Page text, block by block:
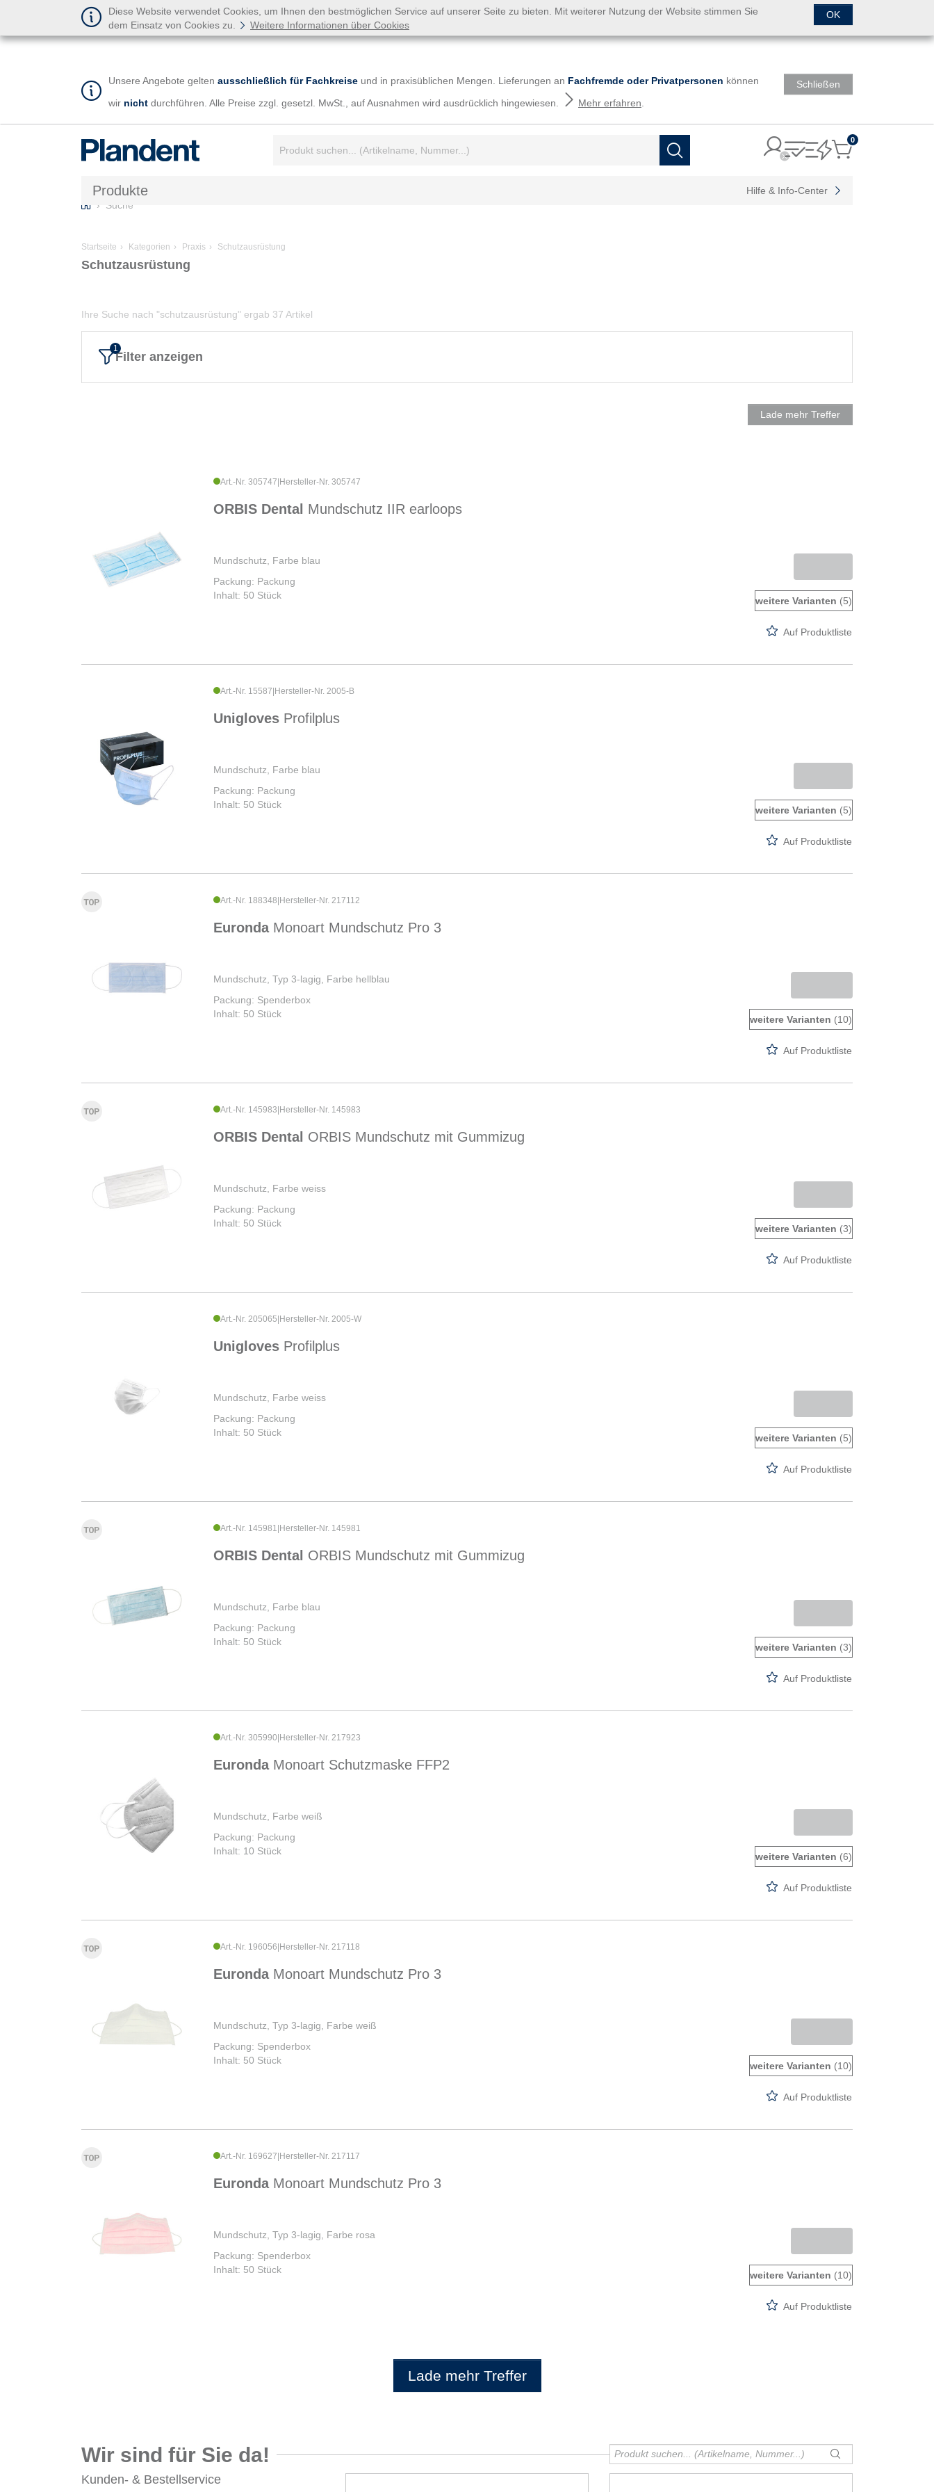
Diese Website verwendet Cookies, um Ihnen den bestmöglichen Service auf unserer Seite zu bieten. Mit weiterer Nutzung der Website stimmen Sie
dem Einsatz von Cookies zu.
Weitere Informationen über Cookies
OK
Unsere Angebote gelten ausschließlich für Fachkreise und in praxisüblichen Mengen. Lieferungen an Fachfremde oder Privatpersonen können
wir nicht durchführen. Alle Preise zzgl. gesetzl. MwSt., auf Ausnahmen wird ausdrücklich hingewiesen. Mehr erfahren
Schließen
Suchen
0Items
Produkte
Hilfe & Info-Center
Home Suche
Startseite Kategorien Praxis Schutzausrüstung
Schutzausrüstung
Ihre Suche nach "schutzausrüstung" ergab 37 Artikel
Filter anzeigen
Lade mehr Treffer
Art.-Nr. 305747 Hersteller-Nr. 305747
ORBIS Dental Mundschutz IIR earloops
Mundschutz, Farbe blau
Packung: Packung
Inhalt: 50 Stück
weitere Varianten (5)
Auf Produktliste
Art.-Nr. 15587 Hersteller-Nr. 2005-B
Unigloves Profilplus
Mundschutz, Farbe blau
Packung: Packung
Inhalt: 50 Stück
weitere Varianten (5)
Auf Produktliste
Art.-Nr. 188348 Hersteller-Nr. 217112
Euronda Monoart Mundschutz Pro 3
Mundschutz, Typ 3-lagig, Farbe hellblau
Packung: Spenderbox
Inhalt: 50 Stück
weitere Varianten (10)
Auf Produktliste
Art.-Nr. 145983 Hersteller-Nr. 145983
ORBIS Dental ORBIS Mundschutz mit Gummizug
Mundschutz, Farbe weiss
Packung: Packung
Inhalt: 50 Stück
weitere Varianten (3)
Auf Produktliste
Art.-Nr. 205065 Hersteller-Nr. 2005-W
Unigloves Profilplus
Mundschutz, Farbe weiss
Packung: Packung
Inhalt: 50 Stück
weitere Varianten (5)
Auf Produktliste
Art.-Nr. 145981 Hersteller-Nr. 145981
ORBIS Dental ORBIS Mundschutz mit Gummizug
Mundschutz, Farbe blau
Packung: Packung
Inhalt: 50 Stück
weitere Varianten (3)
Auf Produktliste
Art.-Nr. 305990 Hersteller-Nr. 217923
Euronda Monoart Schutzmaske FFP2
Mundschutz, Farbe weiß
Packung: Packung
Inhalt: 10 Stück
weitere Varianten (6)
Auf Produktliste
Art.-Nr. 196056 Hersteller-Nr. 217118
Euronda Monoart Mundschutz Pro 3
Mundschutz, Typ 3-lagig, Farbe weiß
Packung: Spenderbox
Inhalt: 50 Stück
weitere Varianten (10)
Auf Produktliste
Art.-Nr. 169627 Hersteller-Nr. 217117
Euronda Monoart Mundschutz Pro 3
Mundschutz, Typ 3-lagig, Farbe rosa
Packung: Spenderbox
Inhalt: 50 Stück
weitere Varianten (10)
Auf Produktliste
Lade mehr Treffer
Wir sind für Sie da!
Kunden- & Bestellservice